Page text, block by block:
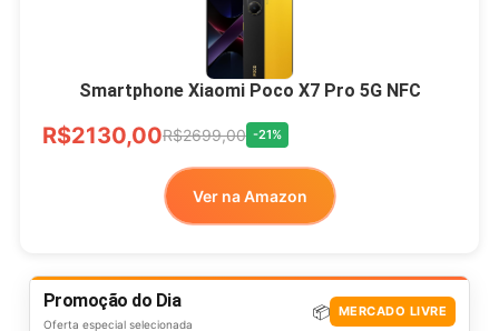
Smartphone Xiaomi Poco X7 Pro 5G NFC
R$2130,00R$2699,00 -21%
Ver na Amazon
Promoção do Dia
Oferta especial selecionada
📦 MERCADO LIVRE